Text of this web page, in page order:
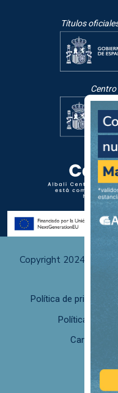
Títulos
Copyright 2024 Albali
Política de privacidad
Política de
Canal de